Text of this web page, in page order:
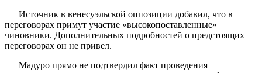
Источник в венесуэльской оппозиции добавил, что в
переговорах примут участие «высокопоставленные»
чиновники. Дополнительных подробностей о предстоящих
переговорах он не привел.
Мадуро прямо не подтвердил факт проведения